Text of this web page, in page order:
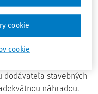
je špecifickou
činnosti, ktorá je
prakticky zaučená
a obsluhu stavebného
dodávateľa stavebných
náhradou.
cookie
cookie